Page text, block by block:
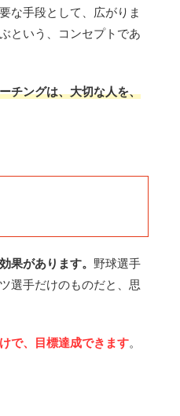
な手段として、広がりま
という、コンセプトであ
チングは、大切な人を、
果があります。 野球選手
選手だけのものだと、思
で、目標達成できます。